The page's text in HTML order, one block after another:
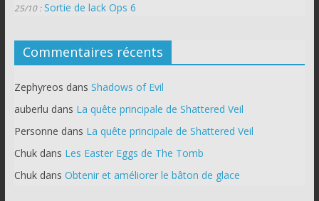
25/10 : Sortie de lack Ops 6
Commentaires récents
Zephyreos dans Shadows of Evil
auberlu dans La quête principale de Shattered Veil
Personne dans La quête principale de Shattered Veil
Chukdans Les Easter Eggs de The Tomb
Chukdans Obtenir et améliorer le bâton de glace